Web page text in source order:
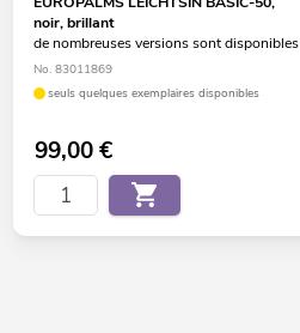
noir, brillant
de nombreuses versions sont disponibles
No. 83011869
seuls quelques exemplaires disponibles
99,00€